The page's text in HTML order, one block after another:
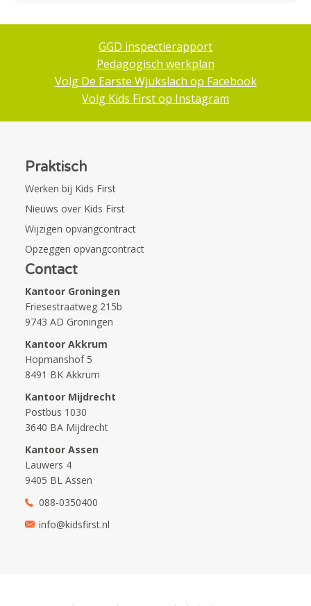
GGD inspectierapport
Pedagogisch werkplan
Volg De Earste Wjukslach op Facebook
Volg Kids First op Instagram
Praktisch
Werken bij Kids First
Nieuws over Kids First
Wijzigen opvangcontract
Opzeggen opvangcontract
Contact
Kantoor Groningen
Friesestraatweg 215b
9743 AD Groningen
Kantoor Akkrum
Hopmanshof 5
8491 BK Akkrum
Kantoor Mijdrecht
Postbus 1030
3640 BA Mijdrecht
Kantoor Assen
Lauwers 4
9405 BL Assen
088-0350400
info@kidsfirst.nl